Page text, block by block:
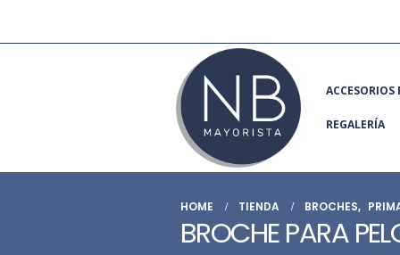
ACCESORIOS
REGALERÍA
HOME TIENDA BROCHES,
BROCHE PARA